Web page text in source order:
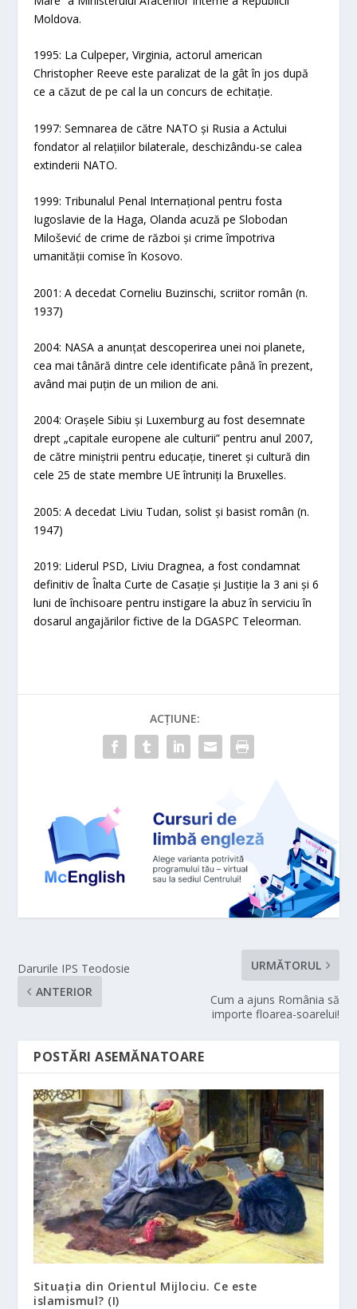
Moldova.
1995: La Culpeper, Virginia, actorul american
Christopher Reeve este paralizat de la gât în ​​jos după
ce a căzut de pe cal la un concurs de echitație.
1997: Semnarea de către NATO și Rusia a Actului
fondator al relațiilor bilaterale, deschizându-se calea
extinderii NATO.
1999: Tribunalul Penal Internațional pentru fosta
Iugoslavie de la Haga, Olanda acuză pe Slobodan
Milošević de crime de război și crime împotriva
umanității comise în Kosovo.
2001: A decedat Corneliu Buzinschi, scriitor român (n.
1937)
2004: NASA a anunțat descoperirea unei noi planete,
cea mai tânără dintre cele identificate până în prezent,
având mai puțin de un milion de ani.
2004: Orașele Sibiu și Luxemburg au fost desemnate
drept „capitale europene ale culturii” pentru anul 2007,
de către miniștrii pentru educație, tineret și cultură din
cele 25 de state membre UE întruniți la Bruxelles.
2005: A decedat Liviu Tudan, solist și basist român (n.
1947)
2019: Liderul PSD, Liviu Dragnea, a fost condamnat
definitiv de Înalta Curte de Casație și Justiție la 3 ani și 6
luni de închisoare pentru instigare la abuz în serviciu în
dosarul angajărilor fictive de la DGASPC Teleorman.
ACȚIUNE:
Darurile IPS Teodosie
ANTERIOR
URMĂTORUL
Cum a ajuns România să
importe floarea-soarelui!
POSTĂRI ASEMĂNATOARE
Situația din Orientul Mijlociu. Ce este
islamismul? (I)